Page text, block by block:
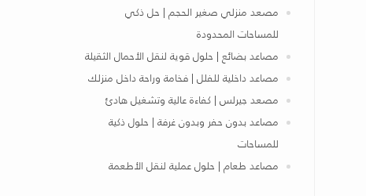
مصعد منزلي صغير الحجم | حل ذكي
للمساحات المحدودة
مصاعد بضائع | حلول قوية لنقل الأحمال الثقيلة
مصاعد داخلية للفلل | فخامة وراحة داخل منزلك
مصعد جيرلس | كفاءة عالية وتشغيل هادئ
مصاعد بدون حفر وبدون غرفة | حلول ذكية
للمساحات
مصاعد طعام | حلول عملية لنقل الأطعمة